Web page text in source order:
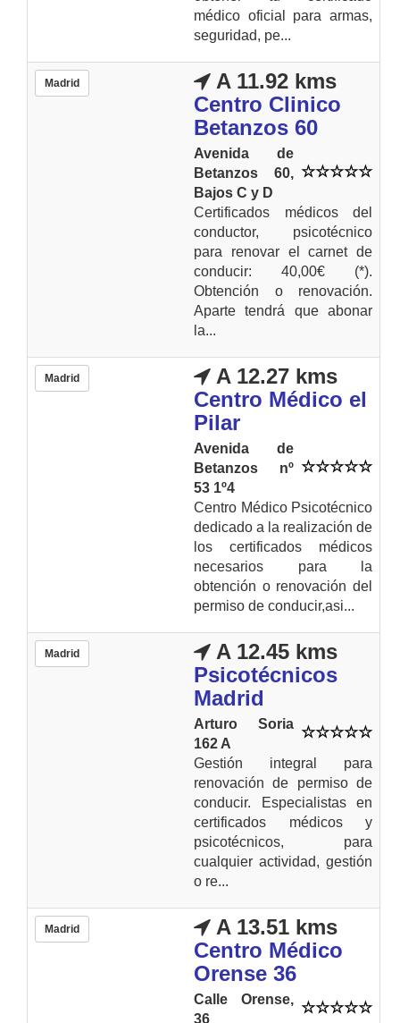
médico oficial para armas,
seguridad, pe...
Madrid
A 11.92 kms
Centro Clinico
Betanzos 60
Avenida de
Betanzos 60,
Bajos C y D
Certificados médicos del
conductor, psicotécnico
para renovar el carnet de
conducir: 40,00€ (*).
Obtención o renovación.
Aparte tendrá que abonar
la...
Madrid
A 12.27 kms
Centro Médico el
Pilar
Avenida de
Betanzos nº
53 1º4
Centro Médico Psicotécnico
dedicado a la realización de
los certificados médicos
necesarios para la
obtención o renovación del
permiso de conducir,asi...
Madrid
A 12.45 kms
Psicotécnicos
Madrid
Arturo Soria
162 A
Gestión integral para
renovación de permiso de
conducir. Especialistas en
certificados médicos y
psicotécnicos, para
cualquier actividad, gestión
o re...
Madrid
A 13.51 kms
Centro Médico
Orense 36
Calle Orense,
36